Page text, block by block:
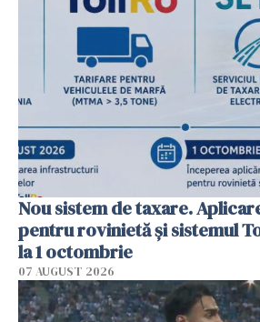
Nou sistem de taxare.
pentru rovinietă şi sistemul
la 1 octombrie
07 AUGUST 2026